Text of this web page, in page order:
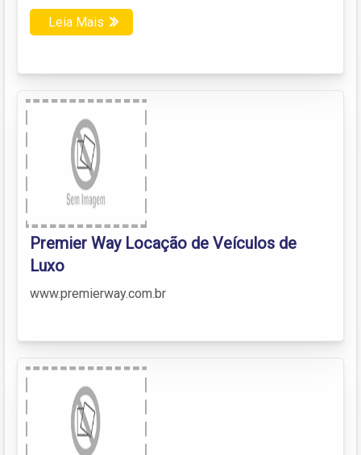
Leia Mais
Premier Way Locação de Veículos de
Luxo
www.premierway.com.br